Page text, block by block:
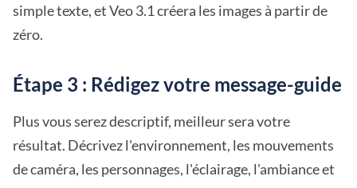
simple texte, et Veo 3.1 créera les images à partir de
zéro.
Étape 3 : Rédigez votre message-guide
Plus vous serez descriptif, meilleur sera votre
résultat. Décrivez l'environnement, les mouvements
de caméra, les personnages, l'éclairage, l'ambiance et